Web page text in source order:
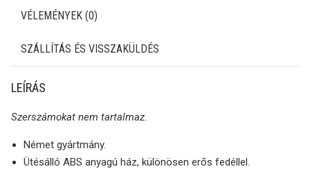
VÉLEMÉNYEK (0)
SZÁLLÍTÁS ÉS VISSZAKÜLDÉS
LEÍRÁS
Szerszámokat nem tartalmaz.
Német gyártmány.
Ütésálló ABS anyagú ház, különösen erős fedéllel.